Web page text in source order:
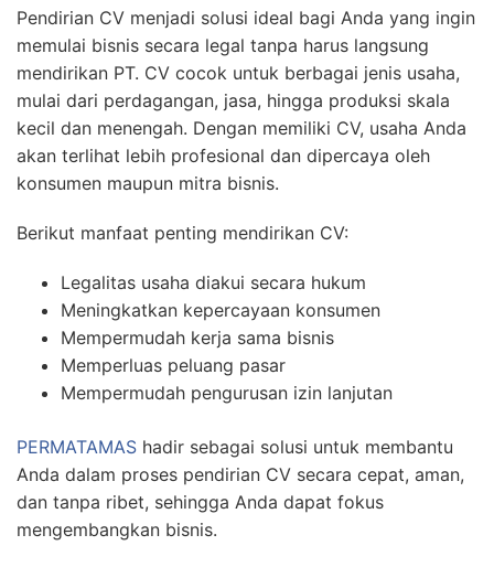
Pendirian CV menjadi solusi ideal bagi Anda yang ingin
memulai bisnis secara legal tanpa harus langsung
mendirikan PT. CV cocok untuk berbagai jenis usaha,
mulai dari perdagangan, jasa, hingga produksi skala
kecil dan menengah. Dengan memiliki CV, usaha Anda
akan terlihat lebih profesional dan dipercaya oleh
konsumen maupun mitra bisnis.
Berikut manfaat penting mendirikan CV:
Legalitas usaha diakui secara hukum
Meningkatkan kepercayaan konsumen
Mempermudah kerja sama bisnis
Memperluas peluang pasar
Mempermudah pengurusan izin lanjutan
PERMATAMAS hadir sebagai solusi untuk membantu
Anda dalam proses pendirian CV secara cepat, aman,
dan tanpa ribet, sehingga Anda dapat fokus
mengembangkan bisnis.